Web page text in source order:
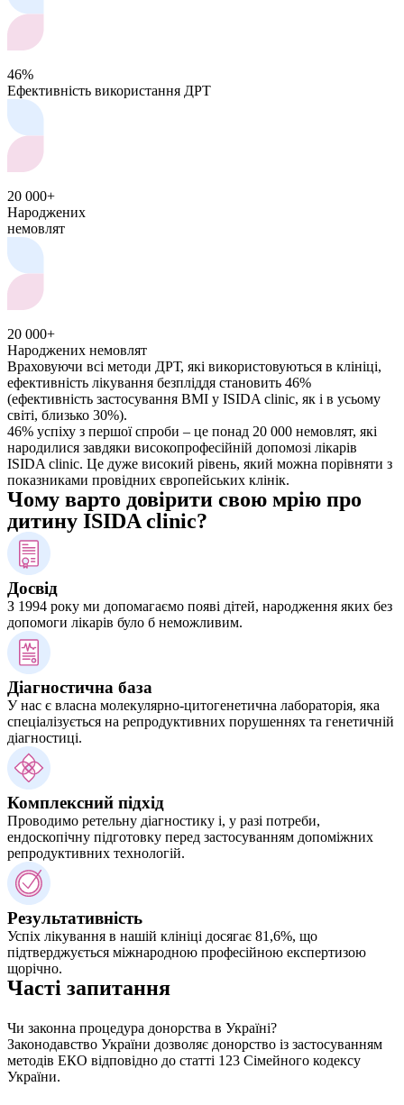
46%
Ефективність використання ДРТ
20 000+
Народжених
немовлят
20 000+
Народжених немовлят
Враховуючи всі методи ДРТ, які використовуються в клініці,
ефективність лікування безпліддя становить 46%
(ефективність застосування ВМІ у ISIDA clinic, як і в усьому
світі, близько 30%).
46% успіху з першої спроби – це понад 20 000 немовлят, які
народилися завдяки високопрофесійній допомозі лікарів
ISIDA clinic. Це дуже високий рівень, який можна порівняти з
показниками провідних європейських клінік.
Чому варто довірити свою мрію про
дитину ISIDA clinic?
Досвід
З 1994 року ми допомагаємо появі дітей, народження яких без
допомоги лікарів було б неможливим.
Діагностична база
У нас є власна молекулярно-цитогенетична лабораторія, яка
спеціалізується на репродуктивних порушеннях та генетичній
діагностиці.
Комплексний підхід
Проводимо ретельну діагностику і, у разі потреби,
ендоскопічну підготовку перед застосуванням допоміжних
репродуктивних технологій.
Результативність
Успіх лікування в нашій клініці досягає 81,6%, що
підтверджується міжнародною професійною експертизою
щорічно.
Часті запитання
Чи законна процедура донорства в Україні?
Законодавство України дозволяє донорство із застосуванням
методів ЕКО відповідно до статті 123 Сімейного кодексу
України.